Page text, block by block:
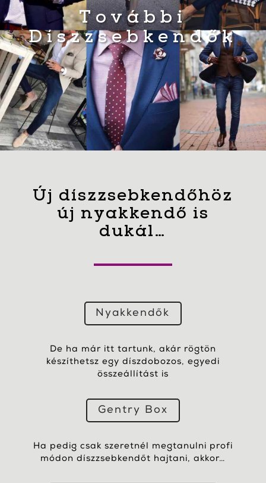
További
Díszzsebkendők
Új díszzsebkendőhöz
új nyakkendő is
dukál…
Nyakkendők
De ha már itt tartunk, akár rögtön
készíthetsz egy díszdobozos, egyedi
összeállítást is
Gentry Box
Ha pedig csak szeretnél megtanulni profi
módon díszzsebkendőt hajtani, akkor…